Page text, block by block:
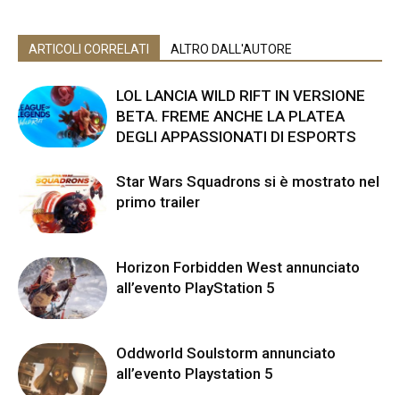
ARTICOLI CORRELATI ALTRO DALL'AUTORE
LOL LANCIA WILD RIFT IN VERSIONE
BETA. FREME ANCHE LA PLATEA
DEGLI APPASSIONATI DI ESPORTS
Star Wars Squadrons si è mostrato nel
primo trailer
Horizon Forbidden West annunciato
all’evento PlayStation 5
Oddworld Soulstorm annunciato
all’evento Playstation 5